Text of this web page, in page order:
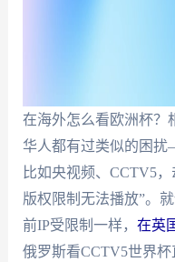
在海外怎么看欧洲杯？
华人都有过类似的困
比如央视频、CCTV5
版权限制无法播放”。
前IP受限制一样， 在英
俄罗斯看CCTV5世界